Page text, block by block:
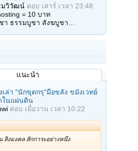
มวิวัฒน์ ตอบ เสาร์ เวลา 23:48
= 10 บาท
า ธรรมบูชา สังฆบูชา…
แนะนำ
เล่า "นักขุดกรุ"มือขลัง ขมังเวทย์
ในแผ่นดิน
ตอบ เมื่อวาน เวลา 10:22
สิ่งมงคล สักการะอย่างหนึ่ง